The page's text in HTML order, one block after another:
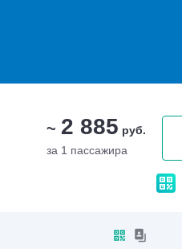
~ 2 885 руб.
за 1 пассажира